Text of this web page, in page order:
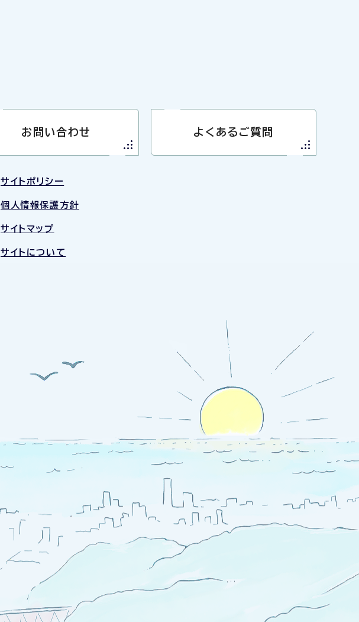
お問い合わせ よくあるご質問
サイトポリシー
個人情報保護方針
サイトマップ
サイトについて